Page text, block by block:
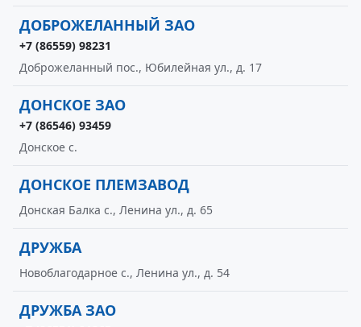
ДОБРОЖЕЛАННЫЙ ЗАО
+7 (86559) 98231
Доброжеланный пос., Юбилейная ул., д. 17
ДОНСКОЕ ЗАО
+7 (86546) 93459
Донское с.
ДОНСКОЕ ПЛЕМЗАВОД
Донская Балка с., Ленина ул., д. 65
ДРУЖБА
Новоблагодарное с., Ленина ул., д. 54
ДРУЖБА ЗАО